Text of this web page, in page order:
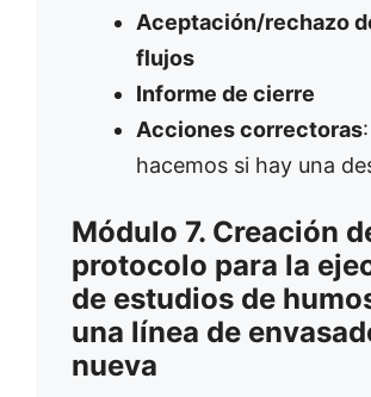
Aceptación/rechazo
flujos
Informe de cierre
Acciones correctoras
hacemos si hay una
Módulo 7. Creación
protocolo para la
de estudios de
una línea de
nueva